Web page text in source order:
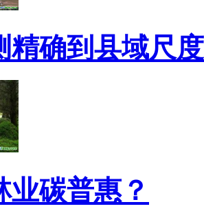
精确到县域尺
业碳普惠？